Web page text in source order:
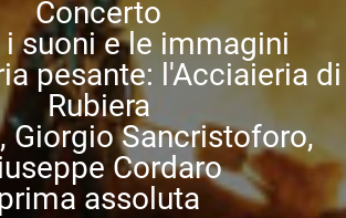
EmiliaConcerto
i suoni e le immagini
pesante: l'Acciaieria di
Rubiera
Giorgio Sancristoforo,
Cordaro
prima assoluta